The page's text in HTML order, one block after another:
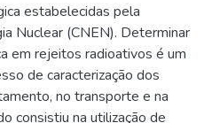
estabelecidas pela
Nuclear (CNEN). Determinar
em rejeitos radioativos é um
de caracterização dos
no transporte e na
consistiu na utilização de